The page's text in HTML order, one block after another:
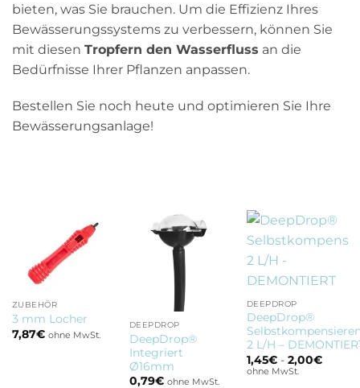
bieten, was Sie brauchen. Um die Effizienz Ihres
Bewässerungssystems zu verbessern, können Sie
mit diesen Tropfern den Wasserfluss an die
Bedürfnisse Ihrer Pflanzen anpassen.
Bestellen Sie noch heute und optimieren Sie Ihre
Bewässerungsanlage!
ZUBEHÖR
3 mm Locher
7,87€ ohne MwSt.
DEEPDROP
DeepDrop®
Integriert
Ø16mm
0,79€ ohne MwSt.
DEEPDROP
DeepDrop®
2 L/H –
1,45€- 2,00€
ohne MwSt.